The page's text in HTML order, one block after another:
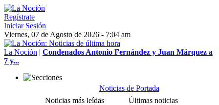
Regístrate
Iniciar Sesión
Viernes, 07 de Agosto de 2026 - 7:04 am
La Noción | Condenados Antonio Fernández y Juan Márquez a
7 y...
Noticias de Portada
Noticias más leídas
Últimas noticias